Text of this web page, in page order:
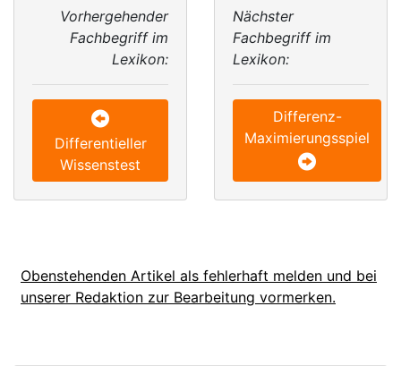
Vorhergehender
Fachbegriff im
Lexikon:
Differentieller
Wissenstest
Nächster
Fachbegriff im
Lexikon:
Differenz-
Maximierungsspiel
Obenstehenden Artikel als fehlerhaft melden und bei
unserer Redaktion zur Bearbeitung vormerken.